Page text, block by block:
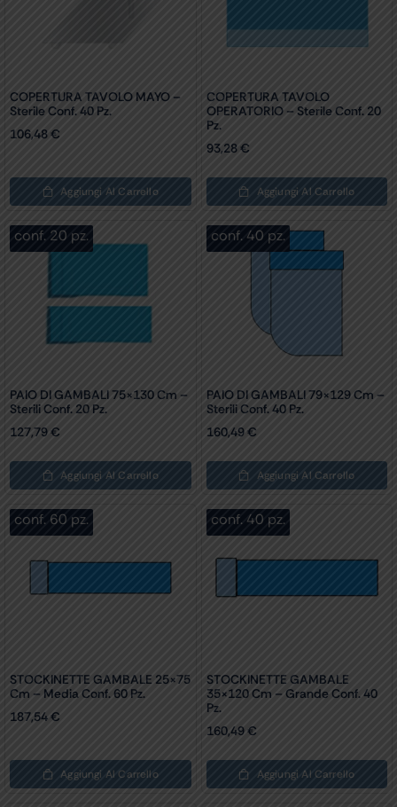
COPERTURA TAVOLO MAYO –
Sterile Conf. 40 Pz.
106,48€
Aggiungi Al Carrello
COPERTURA TAVOLO
OPERATORIO – Sterile Conf. 20
Pz.
93,28€
Aggiungi Al Carrello
conf. 20 pz.
PAIO DI GAMBALI 75×130 Cm –
Sterili Conf. 20 Pz.
127,79€
Aggiungi Al Carrello
conf. 40 pz.
PAIO DI GAMBALI 79×129 Cm –
Sterili Conf. 40 Pz.
160,49 €
Aggiungi Al Carrello
conf. 60 pz.
STOCKINETTE GAMBALE 25×75
Cm – Media Conf. 60 Pz.
187,54€
Aggiungi Al Carrello
conf. 40 pz.
STOCKINETTE GAMBALE
35×120 Cm – Grande Conf. 40
Pz.
160,49€
Aggiungi Al Carrello